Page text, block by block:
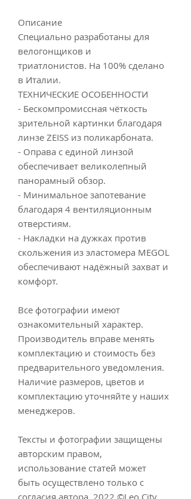
Описание
Специально разработаны для
велогонщиков и
триатлонистов. На 100% сделано
в Италии.
ТЕХНИЧЕСКИЕ ОСОБЕННОСТИ
- Бескомпромиссная чёткость
зрительной картинки благодаря
линзе ZEISS из поликарбоната.
- Оправа с единой линзой
обеспечивает великолепный
панорамный обзор.
- Минимальное запотевание
благодаря 4 вентиляционным
отверстиям.
- Накладки на дужках против
скольжения из эластомера MEGOL
обеспечивают надёжный захват и
комфорт.
Все фотографии имеют
ознакомительный характер.
Производитель вправе менять
комплектацию и стоимость без
предварительного уведомления.
Наличие размеров, цветов и
комплектацию уточняйте у наших
менеджеров.
Тексты и фотографии защищены
авторским правом,
использование статей может
быть осуществлено только с
согласия автора. 2022 ©Leo City